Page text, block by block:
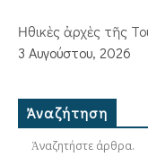
Ἠθικὲς ἀρχὲς τῆς
3 Αυγούστου, 2026
Ἀναζήτηση